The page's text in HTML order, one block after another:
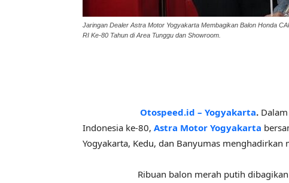
Jaringan Dealer Astra Motor Yogyakarta Membagikan Balon Honda
RI Ke-80 Tahun di Area Tunggu dan Showroom.
Otospeed.id – Yogyakarta.
Indonesia ke-80, Astra Motor Yogyakarta
Yogyakarta, Kedu, dan Banyumas menghadirkan
Ribuan balon merah putih dibagikan